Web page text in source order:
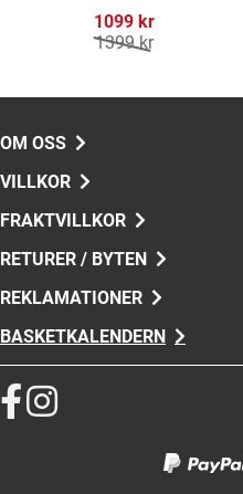
1099 kr
1399 kr
OM OSS
VILLKOR
FRAKTVILLKOR
RETURER / BYTEN
REKLAMATIONER
BASKETKALENDERN